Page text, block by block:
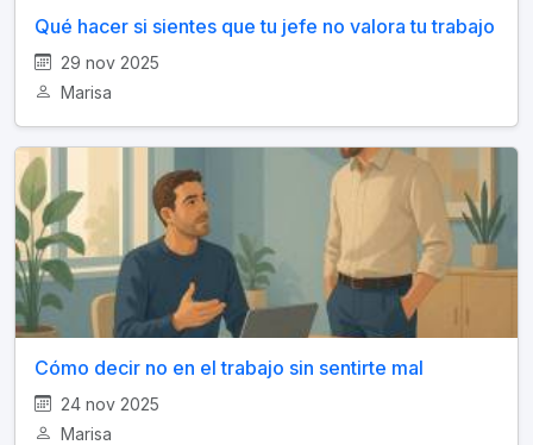
Qué hacer si sientes que tu jefe no valora tu trabajo
29 nov 2025
Marisa
Cómo decir no en el trabajo sin sentirte mal
24 nov 2025
Marisa